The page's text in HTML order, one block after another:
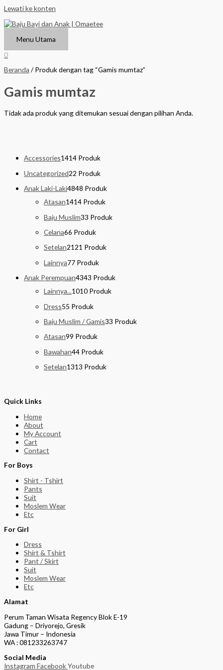
Lewati ke konten
Menu Utama
0
Accessories1414 Produk
Uncategorized22 Produk
Anak Laki-Laki4848 Produk
Atasan1414 Produk
Baju Muslim33 Produk
Celana66 Produk
Setelan2121 Produk
Lainnya77 Produk
Anak Perempuan4343 Produk
Lainnya...1010 Produk
Dress55 Produk
Baju Muslim / Gamis33 Produk
Atasan99 Produk
Bawahan44 Produk
Setelan1313 Produk
Beranda / Produk dengan tag “Gamis mumtaz”
Gamis mumtaz
Tidak ada produk yang ditemukan sesuai dengan pilihan Anda.
Quick Links
Home
About
My Account
Cart
Contact
For Boys
Shirt - Tshirt
Pants
Suit
Moslem Wear
Etc
For Girl
Dress
Shirt & Tshirt
Pant / Skirt
Suit
Moslem Wear
Etc
Alamat
Perum Taman Wisata Regency Blok E-19
Gadung – Driyorejo, Gresik
Jawa Timur – Indonesia
WA : 081233263747
Social Media
Instagram FacebookYoutube